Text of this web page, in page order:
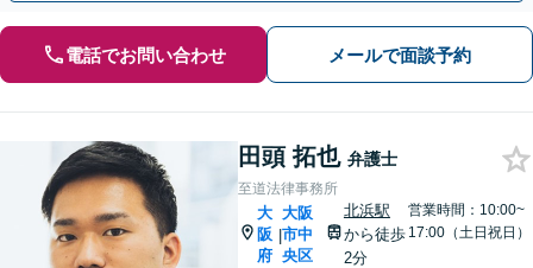
電話でお問い合わせ メールで面談予約
田頭 拓也 弁護士
至道法律事務所
大
阪
府
|
大阪
市中
央区
北浜駅
から徒歩
2分
営業時間：10:00~
17:00（土日祝日）